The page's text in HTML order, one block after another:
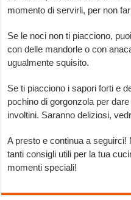
momento di servirli, per non
Se le noci non ti piacciono,
con delle mandorle o con
ugualmente squisito.
Se ti piacciono i sapori forti e
pochino di gorgonzola per
involtini. Saranno deliziosi,
A presto e continua a
tanti consigli utili per la tua
momenti speciali!